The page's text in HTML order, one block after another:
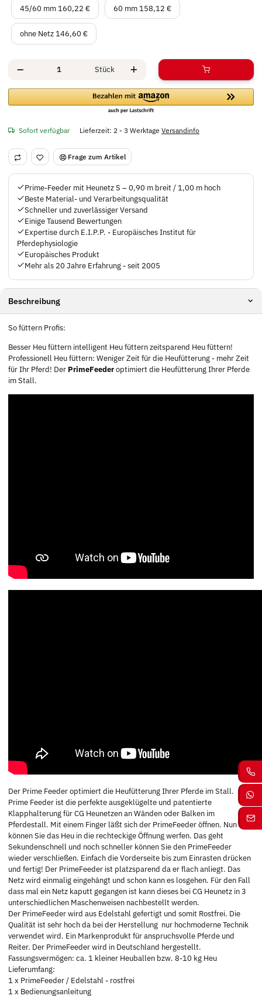
45/60 mm 45/60 mm
160,22 € 60 mm 60 mm
158,12 €
ohne Netz ohne Netz
146,60 €
Stück
Sofort verfügbar Lieferzeit: 2 - 3 Werktage Versandinfo
Frage zum Artikel
Prime-Feeder mit Heunetz S – 0,90 m breit / 1,00 m hoch
Beste Material- und Verarbeitungsqualität
Schneller und zuverlässiger Versand
Einige Tausend Bewertungen
Expertise durch E.I.P.P. - Europäisches Institut für
Pferdephysiologie
Europäisches Produkt
Mehr als 20 Jahre Erfahrung - seit 2005
Beschreibung
So füttern Profis:
Besser Heu füttern intelligent Heu füttern zeitsparend Heu füttern!
Professionell Heu füttern: Weniger Zeit für die Heufütterung - mehr Zeit
für Ihr Pferd! Der PrimeFeederoptimiert die Heufütterung Ihrer Pferde
im Stall.
Der Prime Feeder optimiert die Heufütterung Ihrer Pferde im Stall.
Prime Feeder ist die perfekte ausgeklügelte und patentierte
Klapphalterung für CG Heunetzen an Wänden oder Balken im
Pferdestall. Mit einem Finger läßt sich der PrimeFeeder öffnen. Nun
können Sie das Heu in die rechteckige Öffnung werfen. Das geht
Sekundenschnell und noch schneller können Sie den PrimeFeeder
wieder verschließen. Einfach die Vorderseite bis zum Einrasten drücken
und fertig! Der PrimeFeeder ist platzsparend da er flach anliegt. Das
Netz wird einmalig eingehängt und schon kann es losgehen. Für den Fall
dass mal ein Netz kaputt gegangen ist kann dieses bei CG Heunetz in 3
unterschiedlichen Maschenweisen nachbestellt werden.
Der PrimeFeeder wird aus Edelstahl gefertigt und somit Rostfrei. Die
Qualität ist sehr hoch da bei der Herstellung nur hochmoderne Technik
verwendet wird. Ein Markenprodukt für anspruchsvolle Pferde und
Reiter. Der PrimeFeeder wird in Deutschland hergestellt.
Fassungsvermögen: ca. 1 kleiner Heuballen bzw. 8-10 kg Heu
Lieferumfang:
1 x PrimeFeeder / Edelstahl - rostfrei
1 x Bedienungsanleitung